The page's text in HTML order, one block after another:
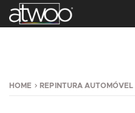
HOME REPINTURA AUTOMÓVEL